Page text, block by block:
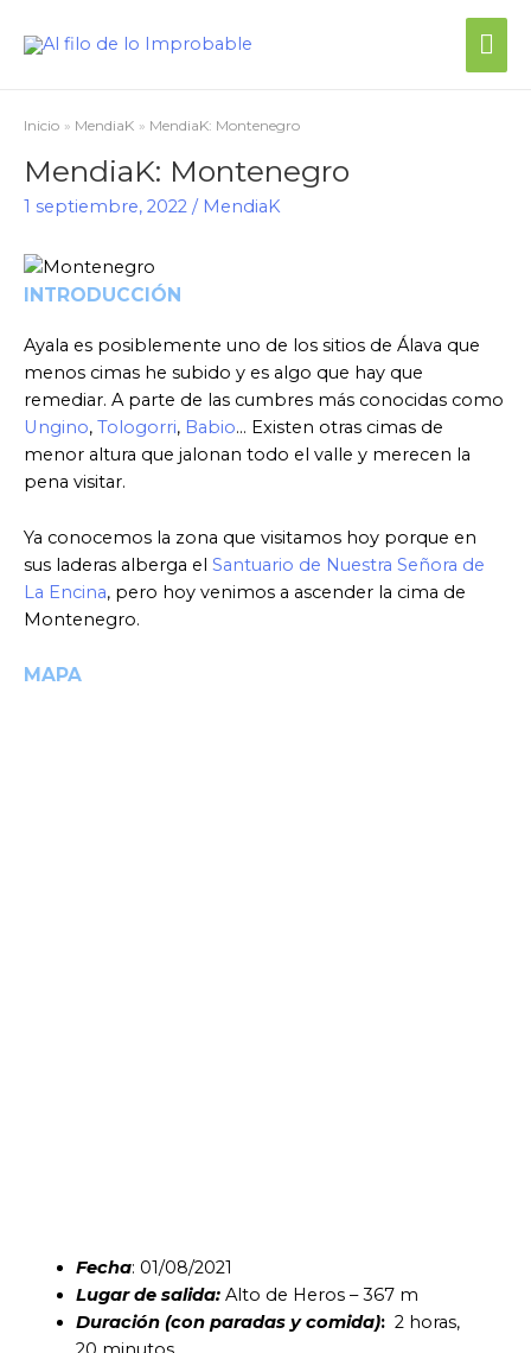
Inicio MendiaK MendiaK: Montenegro
MendiaK: Montenegro
1 septiembre, 2022 / MendiaK
INTRODUCCIÓN
Ayala es posiblemente uno de los sitios de Álava que
menos cimas he subido y es algo que hay que
remediar. A parte de las cumbres más conocidas como
Ungino, Tologorri, Babio… Existen otras cimas de
menor altura que jalonan todo el valle y merecen la
pena visitar.
Ya conocemos la zona que visitamos hoy porque en
sus laderas alberga el Santuario de Nuestra Señora de
La Encina, pero hoy venimos a ascender la cima de
Montenegro.
MAPA
Fecha: 01/08/2021
Lugar de salida:Alto de Heros – 367 m
Duración (con paradas y comida):2 horas,